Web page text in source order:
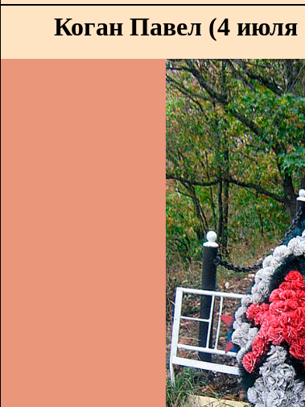
Коган Павел (4 июля